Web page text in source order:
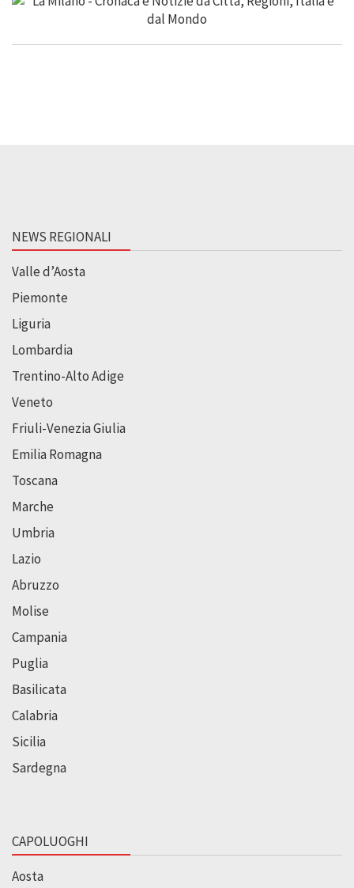
NEWS REGIONALI
Valle d’Aosta
Piemonte
Liguria
Lombardia
Trentino-Alto Adige
Veneto
Friuli-Venezia Giulia
Emilia Romagna
Toscana
Marche
Umbria
Lazio
Abruzzo
Molise
Campania
Puglia
Basilicata
Calabria
Sicilia
Sardegna
CAPOLUOGHI
Aosta